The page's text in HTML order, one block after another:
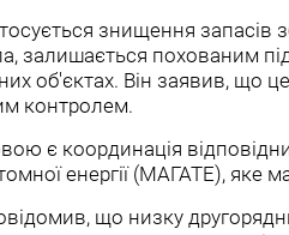
знищення запасів
залишається похованим
об'єктах. Він заявив, що
контролем.
є координація
енергії (МАГАТЕ),
що низку